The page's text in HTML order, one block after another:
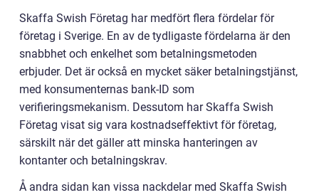
Skaffa Swish Företag har medfört flera fördelar för
företag i Sverige. En av de tydligaste fördelarna är den
snabbhet och enkelhet som betalningsmetoden
erbjuder. Det är också en mycket säker betalningstjänst,
med konsumenternas bank-ID som
verifieringsmekanism. Dessutom har Skaffa Swish
Företag visat sig vara kostnadseffektivt för företag,
särskilt när det gäller att minska hanteringen av
kontanter och betalningskrav.
Å andra sidan kan vissa nackdelar med Skaffa Swish